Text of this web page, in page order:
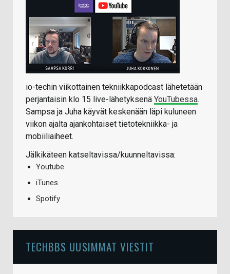
io-techin viikottainen tekniikkapodcast lähetetään
perjantaisin klo 15 live-lähetyksenä YouTubessa.
Sampsa ja Juha käyvät keskenään läpi kuluneen
viikon ajalta ajankohtaiset tietotekniikka- ja
mobiiliaiheet.
Jälkikäteen katseltavissa/kuunneltavissa:
Youtube
iTunes
Spotify
TECHBBS UUSIMMAT VIESTIT